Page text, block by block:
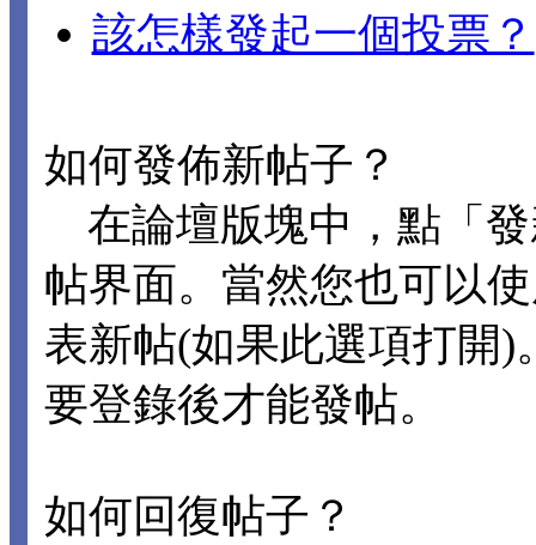
該怎樣發起一個投票？
如何發佈新帖子？
在論壇版塊中，點「
帖界面。當然您也可以
表新帖(如果此選項打開
要登錄後才能發帖。
如何回復帖子？